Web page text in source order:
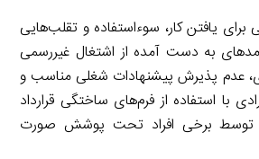
برای یافتن کار، سوءاستفاده و تقلب‌هایی
به دست آمده از اشتغال غیررسمی
عدم پذیرش پیشنهادات شغلی مناسب و
با استفاده از فرم‌های ساختگی قرارداد
توسط برخی افراد تحت پوشش صورت